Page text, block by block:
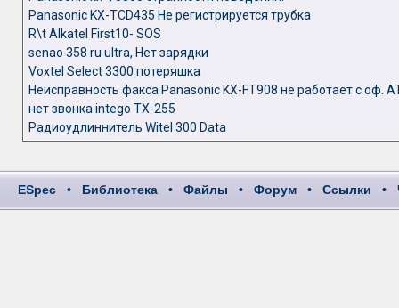
Panasonic KX-TCD435 Не регистрируется трубка
R\t Alkatel First10- SOS
senao 358 ru ultra, Нет зарядки
Voxtel Select 3300 потеряшка
Неисправность факса Panasonic KX-FT908 не работает с оф.
нет звонка intego TX-255
Радиоудлиннитель Witel 300 Data
ESpec • Библиотека • Файлы • Форум • Ссылки •